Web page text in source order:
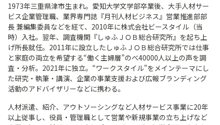
1973年三重県津市生まれ。愛知大学文学部卒業後、大手人材サー
ビス企業管理職、業界専門誌『月刊人材ビジネス』営業推進部部
長 兼編集委員などを経て、2010年に株式会社ビースタイル（当
時）入社。翌年、調査機関『しゅふＪＯＢ総合研究所』を起ち上
げ所長就任。2011年に設立したしゅふＪＯＢ総合研究所では仕事
と家庭の両立を希望する“働く主婦層”のべ40000人以上の声を調
査・分析。2021年に独立。“ワークスタイル”をメインテーマにし
た研究・執筆・講演、企業の事業支援および広報ブランディング
活動のアドバイザリーなどに携わる。
人材派遣、紹介、アウトソーシングなど人材サービス事業に20年
以上従事し、役員・管理職として営業や新規事業の立ち上げなど